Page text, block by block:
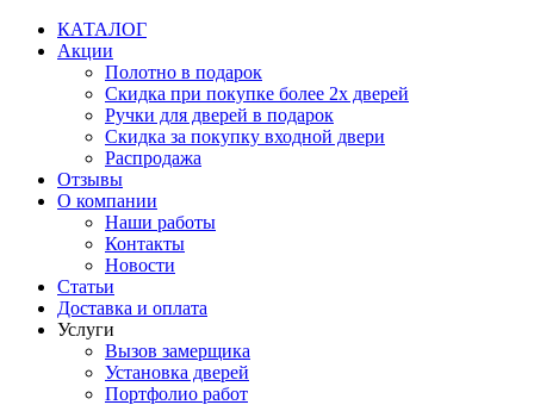
Перейти
содержимому
КАТАЛОГ
Акции
Полотно в подарок
Скидка при покупке более 2х дверей
Ручки для дверей в подарок
Скидка за покупку входной двери
Распродажа
Отзывы
О компании
Наши работы
Контакты
Новости
Статьи
Доставка и оплата
Услуги
Вызов замерщика
Установка дверей
Портфолио работ